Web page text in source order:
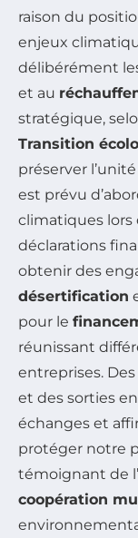
raison du
enjeux
délibérément
et au
stratégique,
Transition
préserver
est prévu
climatiques lors
déclarations
obtenir des
désertification
pour le
réunissant
entreprises.
et des sorties
échanges et
protéger notre
témoignant de
coopération